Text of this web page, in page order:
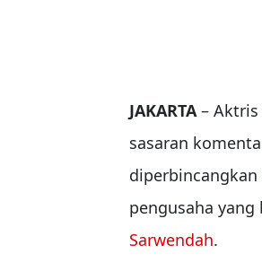
JAKARTA– Aktris
sasaran
pengusaha
Sarwendah.